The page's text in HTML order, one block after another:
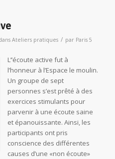
Ateliers pratiques / par Paris 5
L’’écoute active fut à
l’honneur à l’Espace le moulin.
Un groupe de sept
personnes s’est prêté à des
exercices stimulants pour
parvenir à une écoute saine
et épanouissante. Ainsi, les
participants ont pris
conscience des différentes
causes d’une «non écoute»